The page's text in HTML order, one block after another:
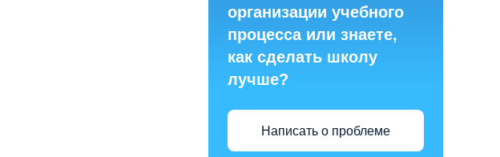
организации учебного
процесса или знаете,
как сделать школу
лучше?
Написать о проблеме